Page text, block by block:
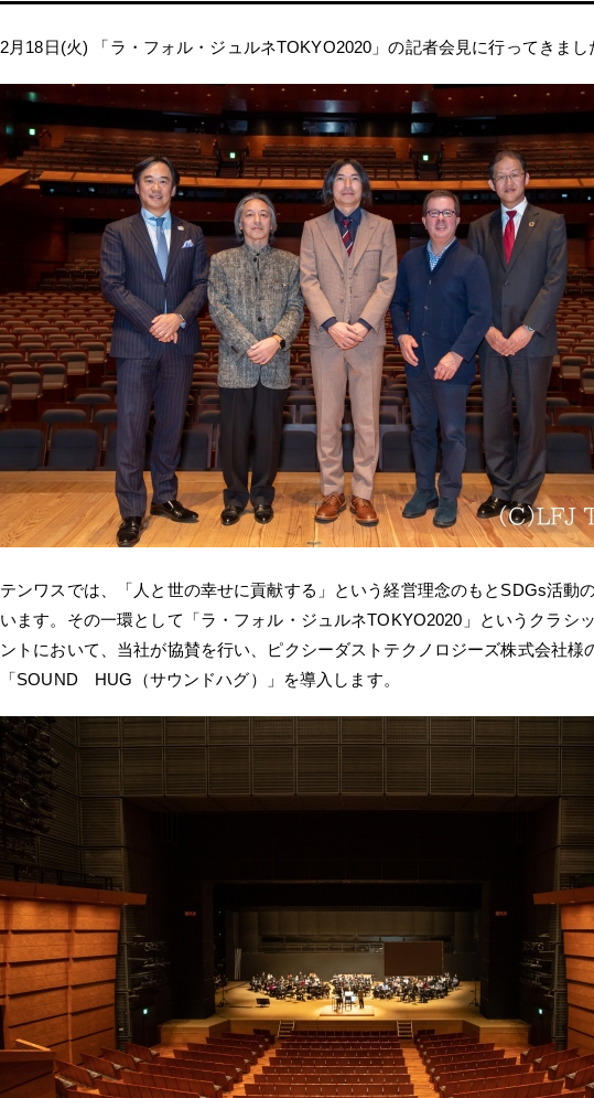
2月18日(火) 「ラ・フォル・ジュルネTOKYO2020」の記者会見に行ってきまし
テンワスでは、「人と世の幸せに貢献する」という経営理念のもとSDGs活動
います。その一環として「ラ・フォル・ジュルネTOKYO2020」というクラシ
ントにおいて、当社が協賛を行い、ピクシーダストテクノロジーズ株式会社様
「SOUND HUG（サウンドハグ）」を導入します。